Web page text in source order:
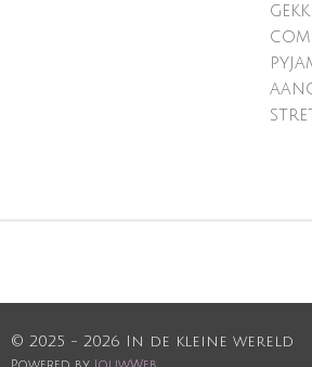
© 2025 - 2026 In de kleine wereld